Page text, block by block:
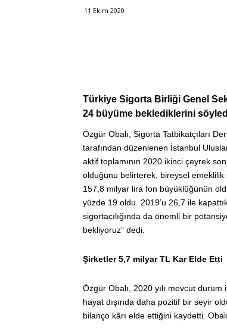
11 Ekim 2020
Türkiye Sigorta Birliği Genel
24 büyüme beklediklerini
Özgür Obalı, Sigorta Tatbikatçıları
tarafından düzenlenen İstanbul
aktif toplamının 2020 ikinci çeyrek
olduğunu belirterek, bireysel emeklilik
157,8 milyar lira fon büyüklüğünün
yüzde 19 oldu. 2019’u 26,7 ile
sigortacılığında da önemli bir
bekliyoruz” dedi.
Şirketler 5,7 milyar TL Kar Elde Etti
Özgür Obalı, 2020 yılı mevcut
hayat dışında daha pozitif bir seyir
bilanço kârı elde ettiğini kaydetti.